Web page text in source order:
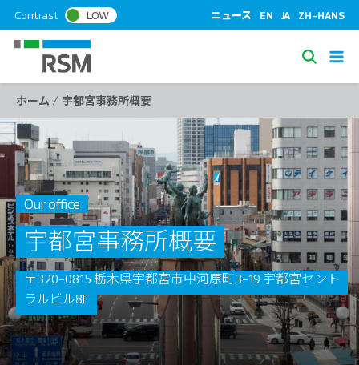
k
t
c
o
n
e
Contrast LOW ニュース EN JA ZH-HANS
S
e
c
h
ホーム / 宇都宮事務所概要
Our office
宇都宮事務所概要
〒320-0815 栃木県宇都宮市中河原町3-19 宇都宮セント
ラルビル8F